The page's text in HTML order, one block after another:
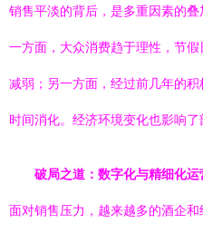
销售平淡的背后，是多重因素的叠
一方面，大众消费趋于理性，节
减弱；另一方面，经过前几年的
时间消化。经济环境变化也影响了
破局之道：数字化与精细化运
面对销售压力，越来越多的酒企